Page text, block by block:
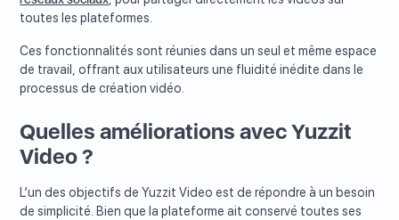
toutes les plateformes.
Ces fonctionnalités sont réunies dans un seul et même espace
de travail, offrant aux utilisateurs une fluidité inédite dans le
processus de création vidéo.
Quelles améliorations avec Yuzzit
Video ?
L’un des objectifs de Yuzzit Video est de répondre à un besoin
de simplicité. Bien que la plateforme ait conservé toutes ses